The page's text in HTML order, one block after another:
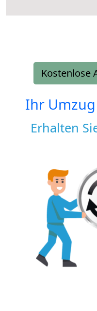
Kostenlose
Ihr
Erhalten